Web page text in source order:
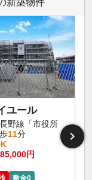
新築物件
ユール
野線「市役所
11分
円
敷金0